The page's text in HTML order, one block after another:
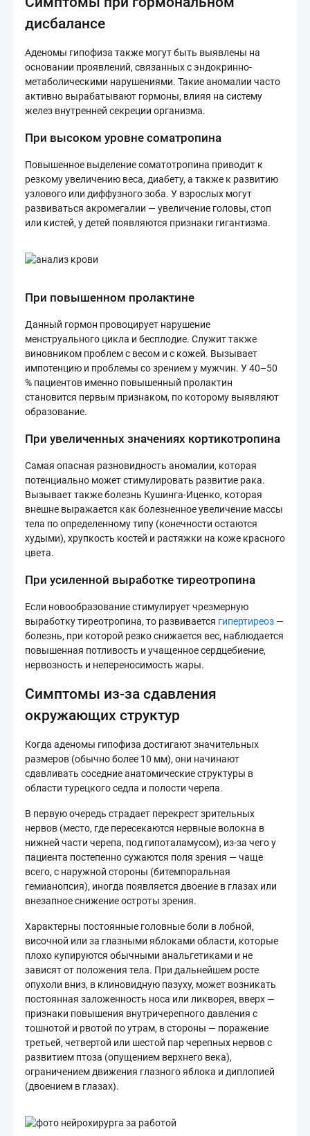
дисбалансе
Аденомы гипофиза также могут быть выявлены на
основании проявлений, связанных с эндокринно-
метаболическими нарушениями. Такие аномалии часто
активно вырабатывают гормоны, влияя на систему
желез внутренней секреции организма.
При высоком уровне соматропина
Повышенное выделение соматотропина приводит к
резкому увеличению веса, диабету, а также к развитию
узлового или диффузного зоба. У взрослых могут
развиваться акромегалии — увеличение головы, стоп
или кистей, у детей появляются признаки гигантизма.
При повышенном пролактине
Данный гормон провоцирует нарушение
менструального цикла и бесплодие. Служит также
виновником проблем с весом и с кожей. Вызывает
импотенцию и проблемы со зрением у мужчин. У 40–50
% пациентов именно повышенный пролактин
становится первым признаком, по которому выявляют
образование.
При увеличенных значениях кортикотропина
Самая опасная разновидность аномалии, которая
потенциально может стимулировать развитие рака.
Вызывает также болезнь Кушинга-Иценко, которая
внешне выражается как болезненное увеличение массы
тела по определенному типу (конечности остаются
худыми), хрупкость костей и растяжки на коже красного
цвета.
При усиленной выработке тиреотропина
Если новообразование стимулирует чрезмерную
выработку тиреотропина, то развивается гипертиреоз —
болезнь, при которой резко снижается вес, наблюдается
повышенная потливость и учащенное сердцебиение,
нервозность и непереносимость жары.
Симптомы из-за сдавления
окружающих структур
Когда аденомы гипофиза достигают значительных
размеров (обычно более 10 мм), они начинают
сдавливать соседние анатомические структуры в
области турецкого седла и полости черепа.
В первую очередь страдает перекрест зрительных
нервов (место, где пересекаются нервные волокна в
нижней части черепа, под гипоталамусом), из-за чего у
пациента постепенно сужаются поля зрения — чаще
всего, с наружной стороны (битемпоральная
гемианопсия), иногда появляется двоение в глазах или
внезапное снижение остроты зрения.
Характерны постоянные головные боли в лобной,
височной или за глазными яблоками области, которые
плохо купируются обычными анальгетиками и не
зависят от положения тела. При дальнейшем росте
опухоли вниз, в клиновидную пазуху, может возникать
постоянная заложенность носа или ликворея, вверх —
признаки повышения внутричерепного давления с
тошнотой и рвотой по утрам, в стороны — поражение
третьей, четвертой или шестой пар черепных нервов с
развитием птоза (опущением верхнего века),
ограничением движения глазного яблока и диплопией
(двоением в глазах).